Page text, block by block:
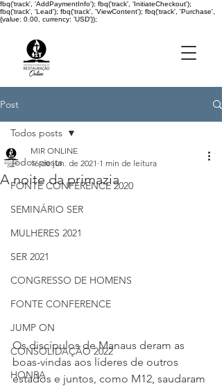
fbq('track', 'AddPaymentInfo'); fbq('track', 'InitiateCheckout');
fbq('track', 'Lead'); fbq('track', 'ViewContent'); fbq('track', 'Purchase',
{value: 0.00, currency: 'USD'});
Post
Todos posts
FONTE CONFERENCE 2020
SEMINÁRIO SER
MULHERES 2021
SER 2021
CONGRESSO DE HOMENS
FONTE CONFERENCE
JUMP ON
CONSOLIDAÇÃO 2022
HONRA
Todos posts
A noite da primazia
MIR ONLINE
16 de jun. de 2021 1 min de leitura
Os discípulos de Manaus deram as
boas-vindas aos líderes de outros
estados e juntos, como M12, saudaram